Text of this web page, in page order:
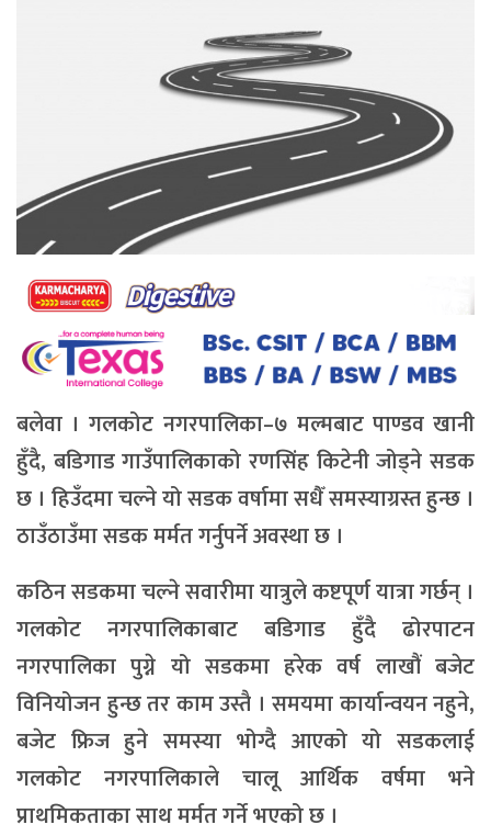
बलेवा । गलकोट नगरपालिका–७ मल्मबाट पाण्डव खानी
हुँदै, बडिगाड गाउँपालिकाको रणसिंह किटेनी जोड्ने सडक
छ । हिउँदमा चल्ने यो सडक वर्षामा सधैँ समस्याग्रस्त हुन्छ ।
ठाउँठाउँमा सडक मर्मत गर्नुपर्ने अवस्था छ ।
कठिन सडकमा चल्ने सवारीमा यात्रुले कष्टपूर्ण यात्रा गर्छन् ।
गलकोट नगरपालिकाबाट बडिगाड हुँदै ढोरपाटन
नगरपालिका पुग्ने यो सडकमा हरेक वर्ष लाखौं बजेट
विनियोजन हुन्छ तर काम उस्तै । समयमा कार्यान्वयन नहुने,
बजेट फ्रिज हुने समस्या भोग्दै आएको यो सडकलाई
गलकोट नगरपालिकाले चालू आर्थिक वर्षमा भने
प्राथमिकताका साथ मर्मत गर्ने भएको छ ।